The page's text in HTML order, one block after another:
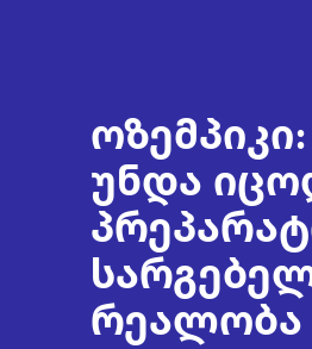
უნდა
რეალობა